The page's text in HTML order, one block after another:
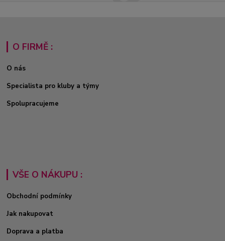
O FIRMĚ :
O nás
Specialista pro kluby a týmy
Spolupracujeme
VŠE O NÁKUPU :
Obchodní podmínky
Jak nakupovat
Doprava a platba